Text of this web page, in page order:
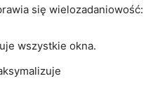
się wielozadaniowość:
wszystkie okna.